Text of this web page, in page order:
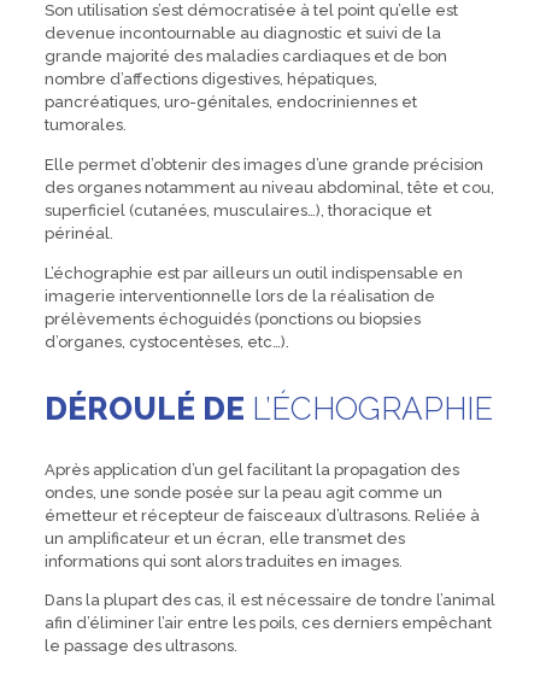
Son utilisation s’est démocratisée à tel point qu’elle est
devenue incontournable au diagnostic et suivi de la
grande majorité des maladies cardiaques et de bon
nombre d’affections digestives, hépatiques,
pancréatiques, uro-génitales, endocriniennes et
tumorales.
Elle permet d’obtenir des images d’une grande précision
des organes notamment au niveau abdominal, tête et cou,
superficiel (cutanées, musculaires…), thoracique et
périnéal.
L’échographie est par ailleurs un outil indispensable en
imagerie interventionnelle lors de la réalisation de
prélèvements échoguidés (ponctions ou biopsies
d’organes, cystocentèses, etc…).
DÉROULÉ DE L’ÉCHOGRAPHIE
Après application d’un gel facilitant la propagation des
ondes, une sonde posée sur la peau agit comme un
émetteur et récepteur de faisceaux d’ultrasons. Reliée à
un amplificateur et un écran, elle transmet des
informations qui sont alors traduites en images.
Dans la plupart des cas, il est nécessaire de tondre l’animal
afin d’éliminer l’air entre les poils, ces derniers empêchant
le passage des ultrasons.